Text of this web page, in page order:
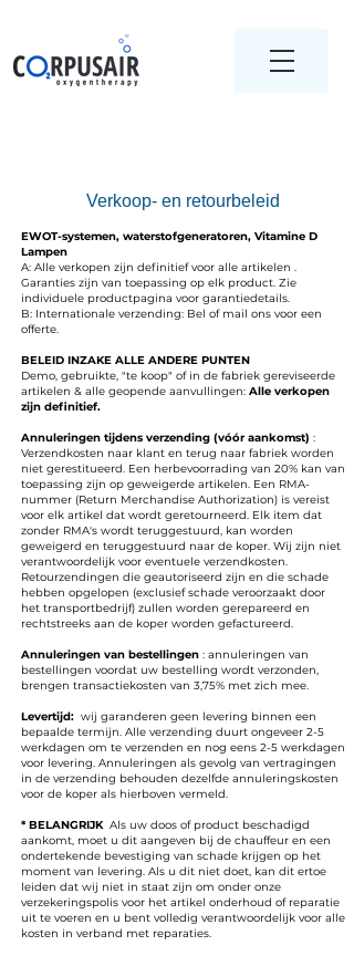
Verkoop- en retourbeleid
EWOT-systemen, waterstofgeneratoren, Vitamine D
Lampen
A: Alle verkopen zijn definitief voor alle artikelen .
Garanties zijn van toepassing op elk product. Zie
individuele productpagina voor garantiedetails.
B: Internationale verzending: Bel of mail ons voor een
offerte.
BELEID INZAKE ALLE ANDERE PUNTEN
Demo, gebruikte, "te koop" of in de fabriek gereviseerde
artikelen & alle geopende aanvullingen: Alle verkopen
zijn definitief.
Annuleringen tijdens verzending (vóór aankomst) :
Verzendkosten naar klant en terug naar fabriek worden
niet gerestitueerd. Een herbevoorrading van 20% kan van
toepassing zijn op geweigerde artikelen. Een RMA-
nummer (Return Merchandise Authorization) is vereist
voor elk artikel dat wordt geretourneerd. Elk item dat
zonder RMA's wordt teruggestuurd, kan worden
geweigerd en teruggestuurd naar de koper. Wij zijn niet
verantwoordelijk voor eventuele verzendkosten.
Retourzendingen die geautoriseerd zijn en die schade
hebben opgelopen (exclusief schade veroorzaakt door
het transportbedrijf) zullen worden gerepareerd en
rechtstreeks aan de koper worden gefactureerd.
Annuleringen van bestellingen : annuleringen van
bestellingen voordat uw bestelling wordt verzonden,
brengen transactiekosten van 3,75% met zich mee.
Levertijd: wij garanderen geen levering binnen een
bepaalde termijn. Alle verzending duurt ongeveer 2-5
werkdagen om te verzenden en nog eens 2-5 werkdagen
voor levering. Annuleringen als gevolg van vertragingen
in de verzending behouden dezelfde annuleringskosten
voor de koper als hierboven vermeld.
* BELANGRIJK Als uw doos of product beschadigd
aankomt, moet u dit aangeven bij de chauffeur en een
ondertekende bevestiging van schade krijgen op het
moment van levering. Als u dit niet doet, kan dit ertoe
leiden dat wij niet in staat zijn om onder onze
verzekeringspolis voor het artikel onderhoud of reparatie
uit te voeren en u bent volledig verantwoordelijk voor alle
kosten in verband met reparaties.